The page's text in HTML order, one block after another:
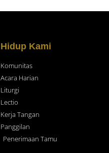
Hidup Kami
Komunitas
Acara Harian
Liturgi
Lectio
Kerja Tangan
Panggilan
Penerimaan Tamu